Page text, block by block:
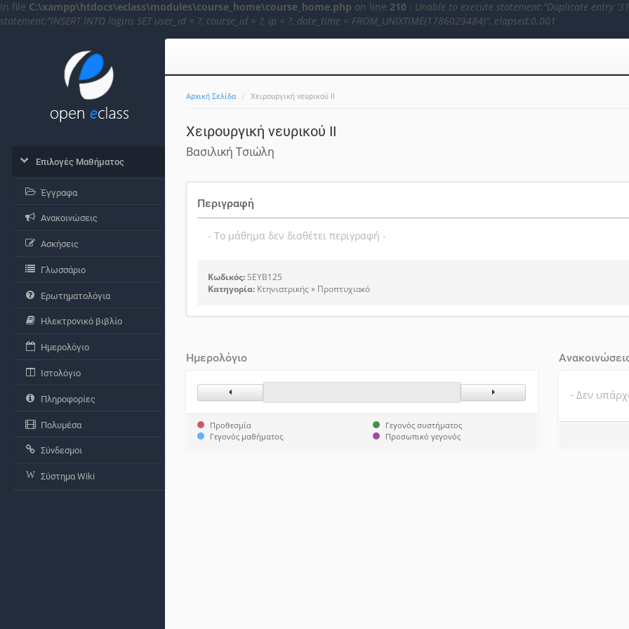
In file C:\xampp\htdocs\eclass\modules\course_home\course_home.php on line 210 : Unable to execute statement:"Duplicate entry
statement:"INSERT INTO logins SET user_id = ?, course_id = ?, ip = ?, date_time = FROM_UNIXTIME(1786029484)", elapsed:0.001
Αρχική Σελίδα Χειρουργική νευρικού ΙΙ
Χειρουργική νευρικού ΙΙ
Βασιλική Τσιώλη
Περιγραφή
- Το μάθημα δεν διαθέτει περιγραφή -
Κωδικός:SEYB125
Κατηγορία: Κτηνιατρικής » Προπτυχιακό
Ημερολόγιο
Προηγούμενος Μήνας Επόμενος Μήνας
Προθεσμία
Γεγονός μαθήματος
Γεγονός συστήματος
Προσωπικό γεγονός
- Δεν
Επιλογές Μαθήματος
Έγγραφα
Ανακοινώσεις
Ασκήσεις
Γλωσσάριο
Ερωτηματολόγια
Ηλεκτρονικό βιβλίο
Ημερολόγιο
Ιστολόγιο
Πληροφορίες
Πολυμέσα
Σύνδεσμοι
Σύστημα Wiki